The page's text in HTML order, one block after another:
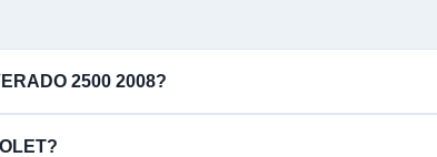
2500 2008?